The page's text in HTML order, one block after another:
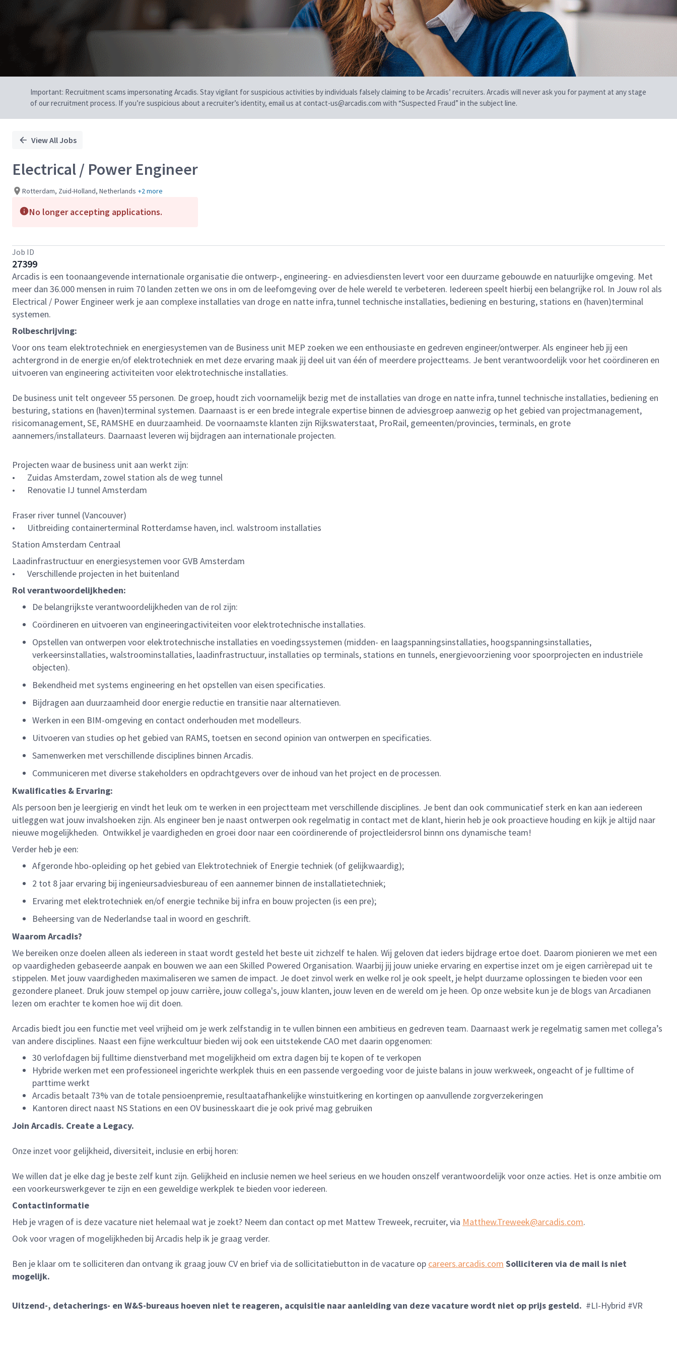
Important: Recruitment scams impersonating Arcadis. Stay vigilant for suspicious activities by individuals falsely claiming to be Arcadis’ recruiters. Arcadis will never ask you for payment at any stage
of our recruitment process. If you’re suspicious about a recruiter’s identity, email us at contact-us@arcadis.com with “Suspected Fraud” in the subject line.
View All Jobs
Electrical / Power Engineer
Rotterdam, Zuid-Holland, Netherlands +2 more
No longer accepting applications.
Job ID
27399
Arcadis is een toonaangevende internationale organisatie die ontwerp-, engineering- en adviesdiensten levert voor een duurzame gebouwde en natuurlijke omgeving. Met
meer dan 36.000 mensen in ruim 70 landen zetten we ons in om de leefomgeving over de hele wereld te verbeteren. Iedereen speelt hierbij een belangrijke rol. In Jouw rol als
Electrical / Power Engineer werk je aan complexe installaties van droge en natte infra, tunnel technische installaties, bediening en besturing, stations en (haven)terminal
systemen.
Rolbeschrijving:
Voor ons team elektrotechniek en energiesystemen van de Business unit MEP zoeken we een enthousiaste en gedreven engineer/ontwerper. Als engineer heb jij een
achtergrond in de energie en/of elektrotechniek en met deze ervaring maak jij deel uit van één of meerdere projectteams. Je bent verantwoordelijk voor het coördineren en
uitvoeren van engineering activiteiten voor elektrotechnische installaties.
De business unit telt ongeveer 55 personen. De groep, houdt zich voornamelijk bezig met de installaties van droge en natte infra, tunnel technische installaties, bediening en
besturing, stations en (haven)terminal systemen. Daarnaast is er een brede integrale expertise binnen de adviesgroep aanwezig op het gebied van projectmanagement,
risicomanagement, SE, RAMSHE en duurzaamheid. De voornaamste klanten zijn Rijkswaterstaat, ProRail, gemeenten/provincies, terminals, en grote
aannemers/installateurs. Daarnaast leveren wij bijdragen aan internationale projecten.
Projecten waar de business unit aan werkt zijn:
• Zuidas Amsterdam, zowel station als de weg tunnel
• Renovatie IJ tunnel Amsterdam
Fraser river tunnel (Vancouver)
• Uitbreiding containerterminal Rotterdamse haven, incl. walstroom installaties
Station Amsterdam Centraal
Laadinfrastructuur en energiesystemen voor GVB Amsterdam
• Verschillende projecten in het buitenland
Rol verantwoordelijkheden:
De belangrijkste verantwoordelijkheden van de rol zijn:
Coördineren en uitvoeren van engineeringactiviteiten voor elektrotechnische installaties.
Opstellen van ontwerpen voor elektrotechnische installaties en voedingssystemen (midden- en laagspanningsinstallaties, hoogspanningsinstallaties,
verkeersinstallaties, walstroominstallaties, laadinfrastructuur, installaties op terminals, stations en tunnels, energievoorziening voor spoorprojecten en industriële
objecten).
Bekendheid met systems engineering en het opstellen van eisen specificaties.
Bijdragen aan duurzaamheid door energie reductie en transitie naar alternatieven.
Werken in een BIM-omgeving en contact onderhouden met modelleurs.
Uitvoeren van studies op het gebied van RAMS, toetsen en second opinion van ontwerpen en specificaties.
Samenwerken met verschillende disciplines binnen Arcadis.
Communiceren met diverse stakeholders en opdrachtgevers over de inhoud van het project en de processen.
Kwalificaties & Ervaring:
Als persoon ben je leergierig en vindt het leuk om te werken in een projectteam met verschillende disciplines. Je bent dan ook communicatief sterk en kan aan iedereen
uitleggen wat jouw invalshoeken zijn. Als engineer ben je naast ontwerpen ook regelmatig in contact met de klant, hierin heb je ook proactieve houding en kijk je altijd naar
nieuwe mogelijkheden. Ontwikkel je vaardigheden en groei door naar een coördinerende of projectleidersrol binnn ons dynamische team!
Verder heb je een:
Afgeronde hbo-opleiding op het gebied van Elektrotechniek of Energie techniek (of gelijkwaardig);
2 tot 8 jaar ervaring bij ingenieursadviesbureau of een aannemer binnen de installatietechniek;
Ervaring met elektrotechniek en/of energie technike bij infra en bouw projecten (is een pre);
Beheersing van de Nederlandse taal in woord en geschrift.
Waarom Arcadis?
We bereiken onze doelen alleen als iedereen in staat wordt gesteld het beste uit zichzelf te halen. Wij geloven dat ieders bijdrage ertoe doet. Daarom pionieren we met een
op vaardigheden gebaseerde aanpak en bouwen we aan een Skilled Powered Organisation. Waarbij jij jouw unieke ervaring en expertise inzet om je eigen carrièrepad uit te
stippelen. Met jouw vaardigheden maximaliseren we samen de impact. Je doet zinvol werk en welke rol je ook speelt, je helpt duurzame oplossingen te bieden voor een
gezondere planeet. Druk jouw stempel op jouw carrière, jouw collega's, jouw klanten, jouw leven en de wereld om je heen. Op onze website kun je de blogs van Arcadianen
lezen om erachter te komen hoe wij dit doen.
Arcadis biedt jou een functie met veel vrijheid om je werk zelfstandig in te vullen binnen een ambitieus en gedreven team. Daarnaast werk je regelmatig samen met collega’s
van andere disciplines. Naast een fijne werkcultuur bieden wij ook een uitstekende CAO met daarin opgenomen:
30 verlofdagen bij fulltime dienstverband met mogelijkheid om extra dagen bij te kopen of te verkopen
Hybride werken met een professioneel ingerichte werkplek thuis en een passende vergoeding voor de juiste balans in jouw werkweek, ongeacht of je fulltime of
parttime werkt
Arcadis betaalt 73% van de totale pensioenpremie, resultaatafhankelijke winstuitkering en kortingen op aanvullende zorgverzekeringen
Kantoren direct naast NS Stations en een OV businesskaart die je ook privé mag gebruiken
Join Arcadis. Create a Legacy.
Onze inzet voor gelijkheid, diversiteit, inclusie en erbij horen:
We willen dat je elke dag je beste zelf kunt zijn. Gelijkheid en inclusie nemen we heel serieus en we houden onszelf verantwoordelijk voor onze acties. Het is onze ambitie om
een voorkeurswerkgever te zijn en een geweldige werkplek te bieden voor iedereen.
Contactinformatie
Heb je vragen of is deze vacature niet helemaal wat je zoekt? Neem dan contact op met Mattew Treweek, recruiter, via Matthew.Treweek@arcadis.com.
Ook voor vragen of mogelijkheden bij Arcadis help ik je graag verder.
Ben je klaar om te solliciteren dan ontvang ik graag jouw CV en brief via de sollicitatiebutton in de vacature op careers.arcadis.com Solliciteren via de mail is niet
mogelijk.
Uitzend-, detacherings- en W&S-bureaus hoeven niet te reageren, acquisitie naar aanleiding van deze vacature wordt niet op prijs gesteld. #LI-Hybrid #VR